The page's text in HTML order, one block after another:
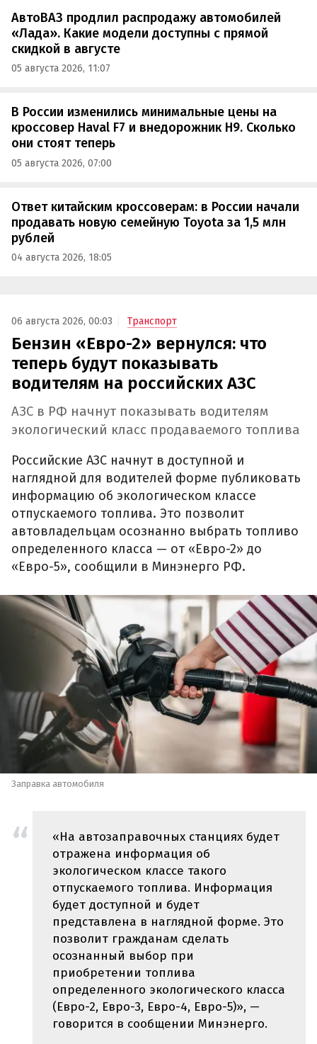
АвтоВАЗ продлил распродажу автомобилей
«Лада». Какие модели доступны с прямой
скидкой в августе
05 августа 2026, 11:07
В России изменились минимальные цены на
кроссовер Haval F7 и внедорожник H9. Сколько
они стоят теперь
05 августа 2026, 07:00
Ответ китайским кроссоверам: в России начали
продавать новую семейную Toyota за 1,5 млн
рублей
04 августа 2026, 18:05
06 августа 2026, 00:03 Транспорт
Бензин «Евро-2» вернулся: что
теперь будут показывать
водителям на российских АЗС
АЗС в РФ начнут показывать водителям
экологический класс продаваемого топлива
Российские АЗС начнут в доступной и
наглядной для водителей форме публиковать
информацию об экологическом классе
отпускаемого топлива. Это позволит
автовладельцам осознанно выбрать топливо
определенного класса — от «Евро-2» до
«Евро-5», сообщили в Минэнерго РФ.
Заправка автомобиля
«На автозаправочных станциях будет
отражена информация об
экологическом классе такого
отпускаемого топлива. Информация
будет доступной и будет
представлена в наглядной форме. Это
позволит гражданам сделать
осознанный выбор при
приобретении топлива
определенного экологического класса
(Евро-2, Евро-3, Евро-4, Евро-5)», —
говорится в сообщении Минэнерго.